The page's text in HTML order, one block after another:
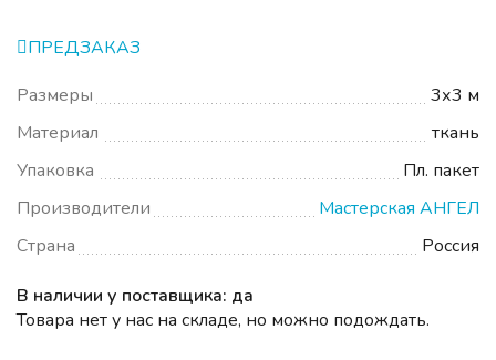
ПРЕДЗАКАЗ
Размеры
3х3 м
Материал
ткань
Упаковка
Пл. пакет
Производители
Мастерская АНГЕЛ
Страна
Россия
В наличии у поставщика: да
Товара нет у нас на складе, но можно подождать.